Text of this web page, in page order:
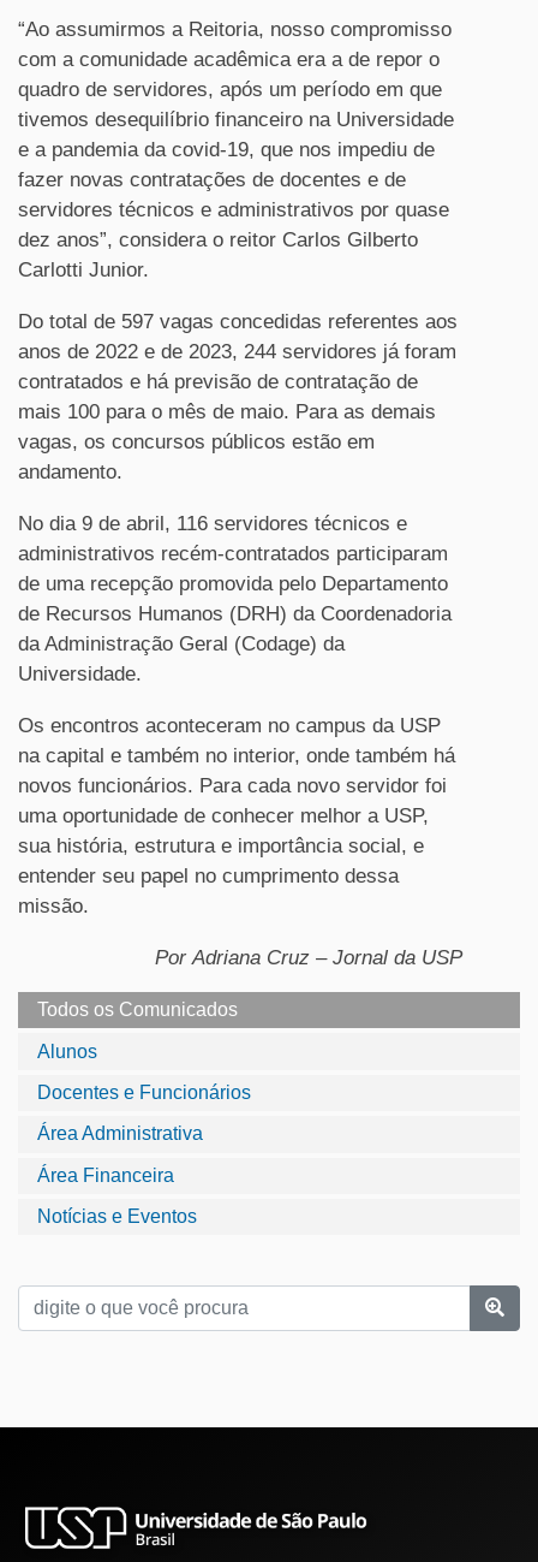
Todos os Comunicados
Alunos
Docentes e Funcionários
Área Administrativa
Área Financeira
Notícias e Eventos
“Ao assumirmos a Reitoria, nosso compromisso
com a comunidade acadêmica era a de repor o
quadro de servidores, após um período em que
tivemos desequilíbrio financeiro na Universidade
e a pandemia da covid-19, que nos impediu de
fazer novas contratações de docentes e de
servidores técnicos e administrativos por quase
dez anos”, considera o reitor Carlos Gilberto
Carlotti Junior.
Do total de 597 vagas concedidas referentes aos
anos de 2022 e de 2023, 244 servidores já foram
contratados e há previsão de contratação de
mais 100 para o mês de maio. Para as demais
vagas, os concursos públicos estão em
andamento.
No dia 9 de abril, 116 servidores técnicos e
administrativos recém-contratados participaram
de uma recepção promovida pelo Departamento
de Recursos Humanos (DRH) da Coordenadoria
da Administração Geral (Codage) da
Universidade.
Os encontros aconteceram no campus da USP
na capital e também no interior, onde também há
novos funcionários. Para cada novo servidor foi
uma oportunidade de conhecer melhor a USP,
sua história, estrutura e importância social, e
entender seu papel no cumprimento dessa
missão.
Por Adriana Cruz – Jornal da USP